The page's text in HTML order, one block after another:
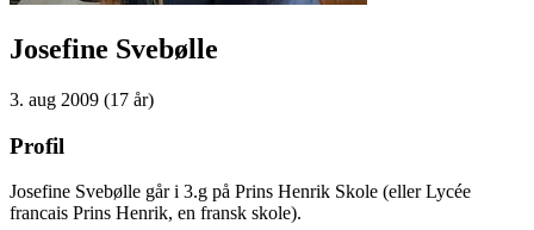
Josefine Svebølle
3. aug 2009 (17 år)
Profil
Josefine Svebølle går i 3.g på Prins Henrik Skole (eller Lycée
francais Prins Henrik, en fransk skole).